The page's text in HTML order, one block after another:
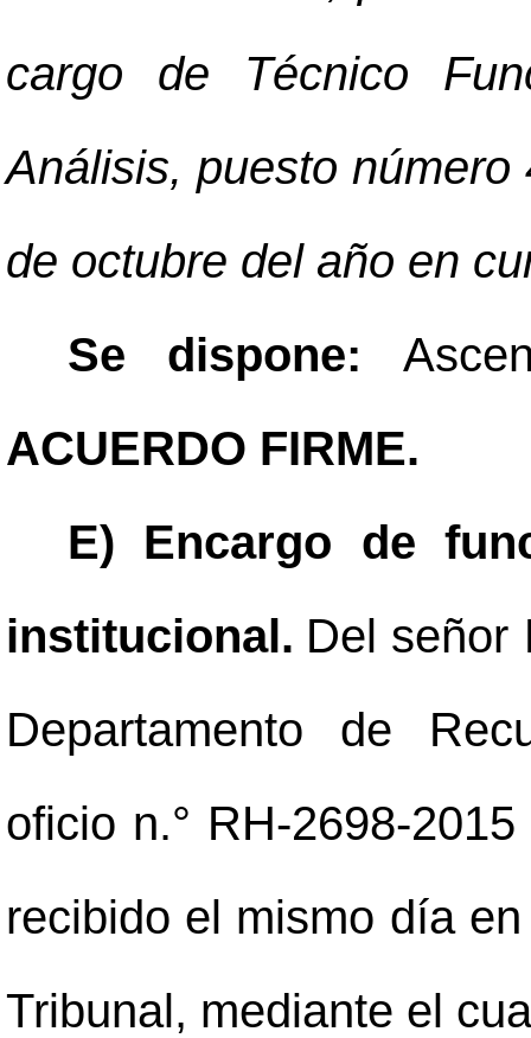
cargo de Técnico
Análisis, puesto
de octubre del año en
Se dispone:
ACUERDO FIRME.
E) Encargo de
institucional. Del señor
Departamento de
oficio n.° RH-2698-
recibido el mismo día
Tribunal, mediante el